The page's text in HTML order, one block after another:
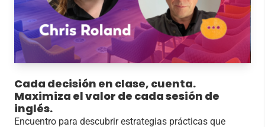
Cada decisión en clase, cuenta.
Maximiza el valor de cada sesión de
inglés.
Encuentro para descubrir estrategias prácticas que